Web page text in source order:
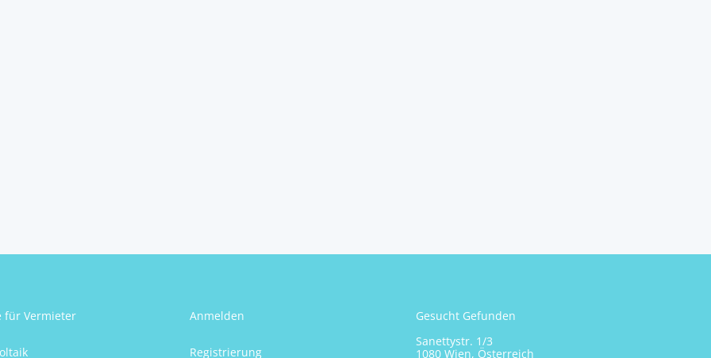
für Vermieter Anmelden
Registrierung
Gesucht Gefunden
Sanettystr. 1/3
1080 Wien, Österreich